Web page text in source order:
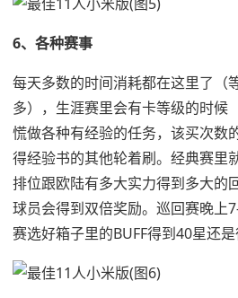
6、各种赛事
每天多数的时间消耗都在这里了（
多），生涯赛里会有卡等级的时候
慌做各种有经验的任务，该买次数
得经验书的其他轮着刷。经典赛里
排位跟欧陆有多大实力得到多大的
球员会得到双倍奖励。巡回赛晚上
赛选好箱子里的BUFF得到40星还